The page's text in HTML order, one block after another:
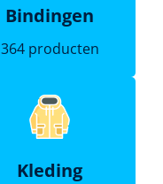
Bindingen
364 producten
Kleding